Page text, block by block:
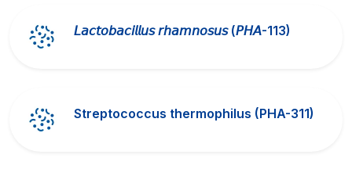
𝘓𝘢𝘤𝘵𝘰𝘣𝘢𝘤𝘪𝘭𝘭𝘶𝘴 𝘳𝘩𝘢𝘮𝘯𝘰𝘴𝘶𝘴 (𝘗𝘏𝘈-113)
Streptococcus thermophilus (PHA-311)